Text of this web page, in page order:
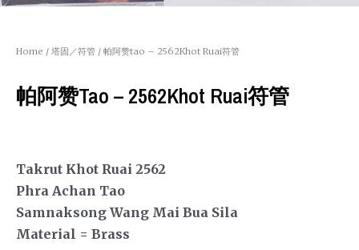
Home / 塔固／符管 / 帕阿赞tao – 2562Khot Ruai符管
帕阿赞tao – 2562Khot Ruai符管
Takrut Khot Ruai 2562
Phra Achan Tao
Samnaksong Wang Mai Bua Sila
Material = Brass